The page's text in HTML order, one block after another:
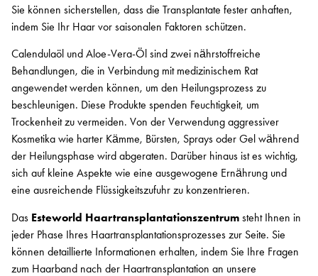
Sie können sicherstellen, dass die Transplantate fester anhaften,
indem Sie Ihr Haar vor saisonalen Faktoren schützen.
Calendulaöl und Aloe-Vera-Öl sind zwei nährstoffreiche
Behandlungen, die in Verbindung mit medizinischem Rat
angewendet werden können, um den Heilungsprozess zu
beschleunigen. Diese Produkte spenden Feuchtigkeit, um
Trockenheit zu vermeiden. Von der Verwendung aggressiver
Kosmetika wie harter Kämme, Bürsten, Sprays oder Gel während
der Heilungsphase wird abgeraten. Darüber hinaus ist es wichtig,
sich auf kleine Aspekte wie eine ausgewogene Ernährung und
eine ausreichende Flüssigkeitszufuhr zu konzentrieren.
Das Esteworld Haartransplantationszentrum steht Ihnen in
jeder Phase Ihres Haartransplantationsprozesses zur Seite. Sie
können detaillierte Informationen erhalten, indem Sie Ihre Fragen
zum Haarband nach der Haartransplantation an unsere